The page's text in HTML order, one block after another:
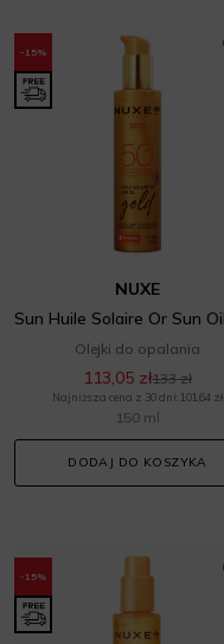
-15%
NUXE
Olejki do opalania
113,05 zł133 zł
Najniższa cena z 30 dni: 101,64 zł
150 ml
DODAJ DO KOSZYKA
-15%